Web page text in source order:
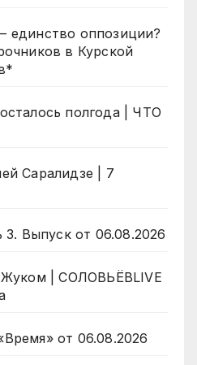
оппозиции?
в Курской
полгода | ЧТО
Саралидзе | 7
3. Выпуск от 06.08.2026
Жуком | СОЛОВЬЁВLIVE
от 06.08.2026